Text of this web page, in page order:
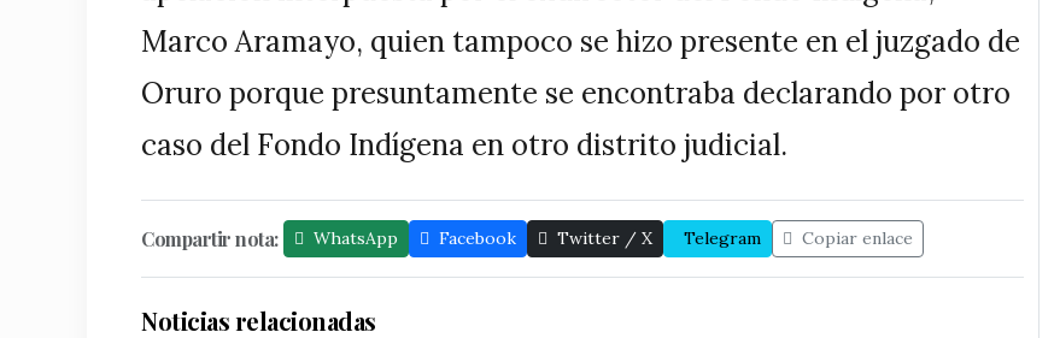
Marco Aramayo, quien tampoco se hizo presente en el juzgado de
Oruro porque presuntamente se encontraba declarando por otro
caso del Fondo Indígena en otro distrito judicial.
Compartir nota: WhatsApp Facebook Twitter / X Telegram Copiar enlace
Noticias relacionadas